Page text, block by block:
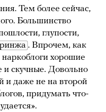
Тем более сейчас,
Большинство
глупости,
. Впрочем, как
хорошие
и скучные. Довольно
и даже не на второй
придумать что-